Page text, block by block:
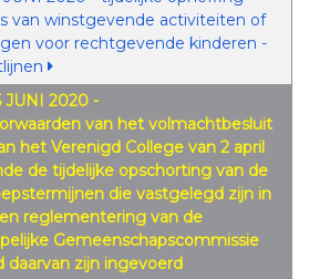
van winstgevende activiteiten of
voor rechtgevende kinderen -
JUNI 2020 -
van het volmachtbesluit
het Verenigd College van 2 april
de tijdelijke opschorting van de
die vastgelegd zijn in
reglementering van de
Gemeenschapscommissie
daarvan zijn ingevoerd